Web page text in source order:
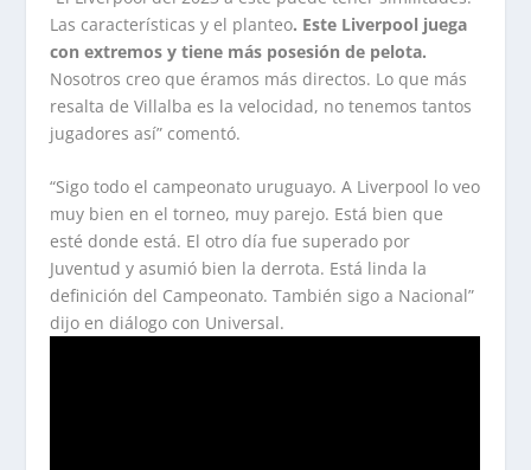
Las características y el planteo. Este Liverpool juega
con extremos y tiene más posesión de pelota.
Nosotros creo que éramos más directos. Lo que más
resalta de Villalba es la velocidad, no tenemos tantos
jugadores así” comentó.
“Sigo todo el campeonato uruguayo. A Liverpool lo veo
muy bien en el torneo, muy parejo. Está bien que
esté donde está. El otro día fue superado por
Juventud y asumió bien la derrota. Está linda la
definición del Campeonato. También sigo a Nacional”
dijo en diálogo con Universal.